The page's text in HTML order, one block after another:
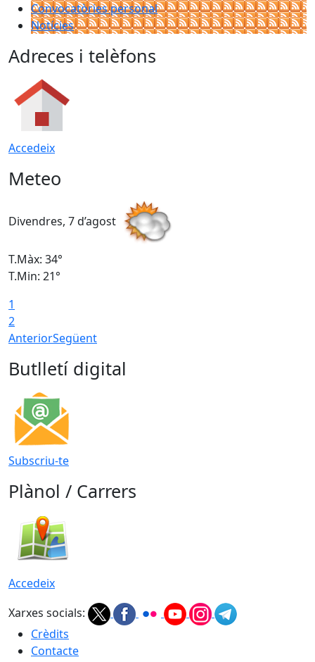
Convocatòries personal
Notícies
Adreces i telèfons
Accedeix
Meteo
Divendres, 7 d’agost
T.Màx: 34°
T.Min: 21°
1
2
AnteriorSegüent
Butlletí digital
Subscriu-te
Plànol / Carrers
Accedeix
Xarxes socials:
Crèdits
Contacte